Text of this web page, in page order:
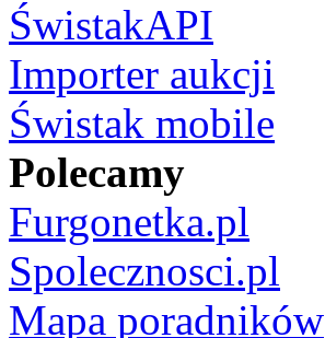
ŚwistakAPI
Importer aukcji
Świstak mobile
Polecamy
Furgonetka.pl
Spolecznosci.pl
Mapa poradników